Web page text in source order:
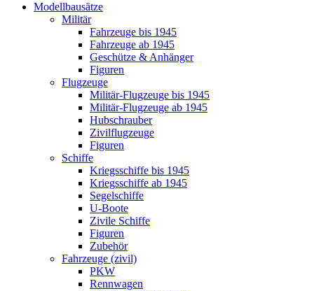
Modellbausätze
Militär
Fahrzeuge bis 1945
Fahrzeuge ab 1945
Geschütze & Anhänger
Figuren
Flugzeuge
Militär-Flugzeuge bis 1945
Militär-Flugzeuge ab 1945
Hubschrauber
Zivilflugzeuge
Figuren
Schiffe
Kriegsschiffe bis 1945
Kriegsschiffe ab 1945
Segelschiffe
U-Boote
Zivile Schiffe
Figuren
Zubehör
Fahrzeuge (zivil)
PKW
Rennwagen